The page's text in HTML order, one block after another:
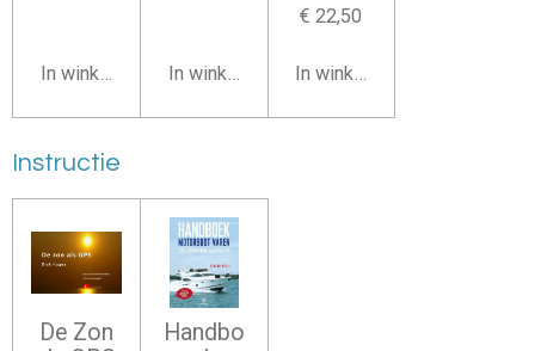
In winkelwagen In winkelwagen
€ 22,50
In winkelwagen
Instructie
De Zon
Handbo